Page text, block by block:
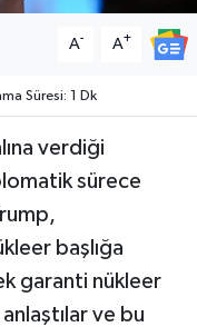
A- A+
Süresi: 1 Dk
verdiği
sürece
başlığa
garanti nükleer
ve bu